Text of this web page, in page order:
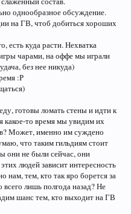
однообразное обсуждение.
на ГВ, чтоб добиться хороших
есть куда расти. Нехватка
чарами, на оффе мы играли
без нее никуда)
:Р
готовы ломать стены и идти к
какое-то время мы увидим их
Может, именно им суждено
что таким гильдиям стоит
они не были сейчас, они
людей зависит интересность
тем, кто так яро борется за
лишь полгода назад? Не
шанс тем, кто выходит на ГВ